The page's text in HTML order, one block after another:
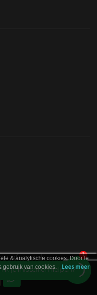
1
ik je misschien helpen?
afspraak
& analytische cookies. Door te
gebruik van cookies.
Lees meer